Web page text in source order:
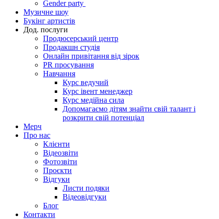
Gender party
Музичне шоу
Букінг артистів
Дод. послуги
Продюсерський центр
Продакшн студія
Онлайн привітання від зірок
PR просування
Навчання
Курс ведучий
Курс івент менеджер
Курс медійна сила
Допомагаємо дітям знайти свій талант і
розкрити свій потенціал
Мерч
Про нас
Клієнти
Відеозвіти
Фотозвіти
Проєкти
Відгуки
Листи подяки
Відеовідгуки
Блог
Контакти